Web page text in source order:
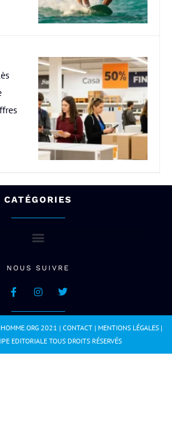
CATÉGORIES
NOUS SUIVRE
2021 | CONTACT| MENTIONS LÉGALES|
EDITORIALETOUS DROITS RÉSERVÉS